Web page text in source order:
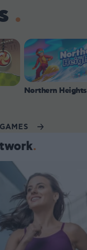
Northern Heights